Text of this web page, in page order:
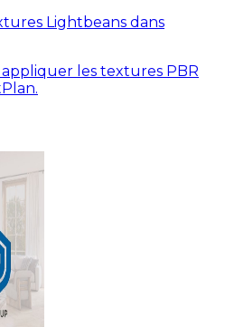
Lightbeans dans
les textures PBR